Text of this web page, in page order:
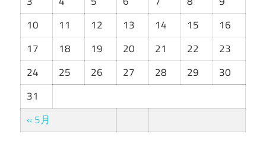
« 5月
10
11 12 13 14 15
16
17
18 19 20 21 22
23
24
25 26 27 28 29
30
31